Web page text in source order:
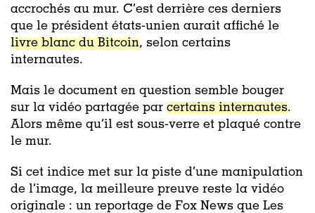
accrochés au mur. C’est derrière ces derniers
que le président états-unien aurait affiché le
livre blanc du Bitcoin, selon certains
internautes.
Mais le document en question semble bouger
sur la vidéo partagée par certains internautes.
Alors même qu’il est sous-verre et plaqué contre
le mur.
Si cet indice met sur la piste d’une manipulation
de l’image, la meilleure preuve reste la vidéo
originale : un reportage de Fox News que Les